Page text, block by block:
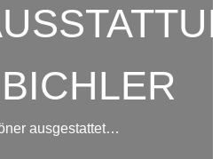
ausgestattet…